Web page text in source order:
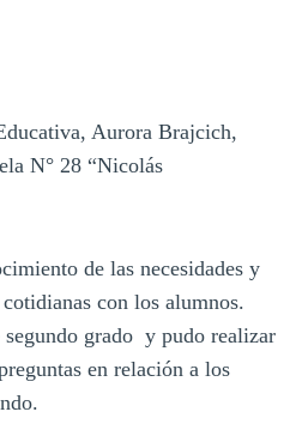
Aurora Brajcich,
N° 28 “Nicolás
de las necesidades y
con los alumnos.
grado y pudo realizar
en relación a los